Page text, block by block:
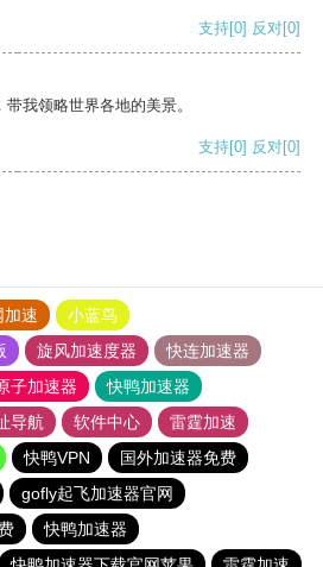
支持[0] 反对[0]
我领略世界各地的美景。
支持[0] 反对[0]
加速
小蓝鸟
旋风加速度器
快连加速器
子加速器
快鸭加速器
导航 软件中心
雷霆加速
快鸭VPN
国外加速器免费
gofly起飞加速器官网
快鸭加速器